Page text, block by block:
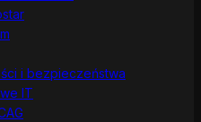
i bezpieczeństwa
IT